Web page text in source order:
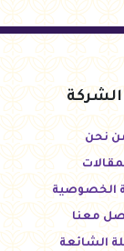
نحن
الخصوصية
معنا
الشائعة